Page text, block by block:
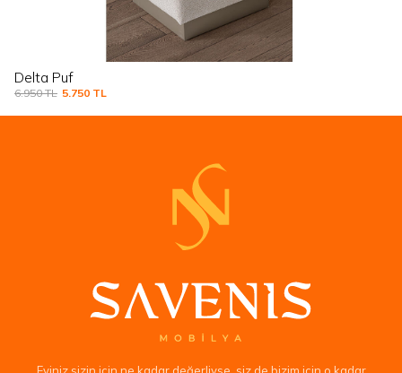
Electra Puf
7.950TL 6.500
Eviniz sizin için ne kadar değerliyse, siz de bizim için o kadar